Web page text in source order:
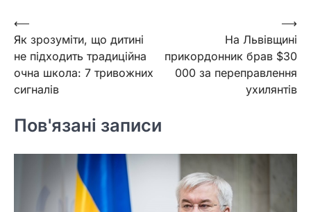
Навігація
записів
⟵
Як зрозуміти, що дитині
не підходить традиційна
очна школа: 7 тривожних
сигналів
На Львівщині
прикордонник брав $30
000 за переправлення
ухилянтів
⟶
Пов'язані записи